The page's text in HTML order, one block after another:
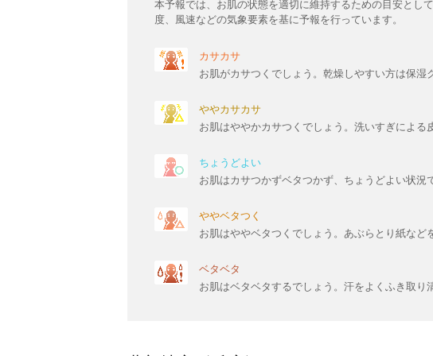
本予報では、お肌の状態を適切に維持するための目安とし
度、風速などの気象要素を基に予報を行っています。
カサカサ
お肌がカサつくでしょう。乾燥しやすい方は保湿
ややカサカサ
お肌はややかカサつくでしょう。洗いすぎによる
ちょうどよい
お肌はカサつかずベタつかず、ちょうどよい状況
ややベタつく
お肌はややベタつくでしょう。あぶらとり紙など
ベタベタ
お肌はベタベタするでしょう。汗をよくふき取り